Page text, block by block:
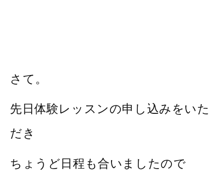
さて。
先日体験レッスンの申し込みをいた
だき
ちょうど日程も合いましたので